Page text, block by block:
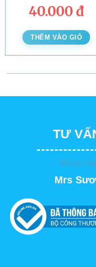
40.000 đ
THÊM VÀO GIỎ
TƯ
Miss
Mrs